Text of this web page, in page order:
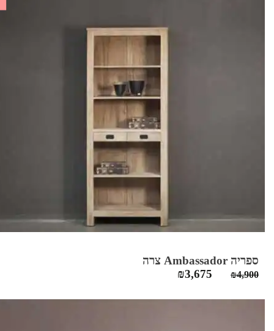
ספריה Ambassador צרה
₪4,900
המחיר
היה:
₪3,675
הוא: